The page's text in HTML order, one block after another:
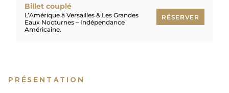
PRÉSENTATION
Billet couplé
L’Amérique à Versailles & Les Grandes
Eaux Nocturnes – Indépendance
Américaine.
RÉSERVER